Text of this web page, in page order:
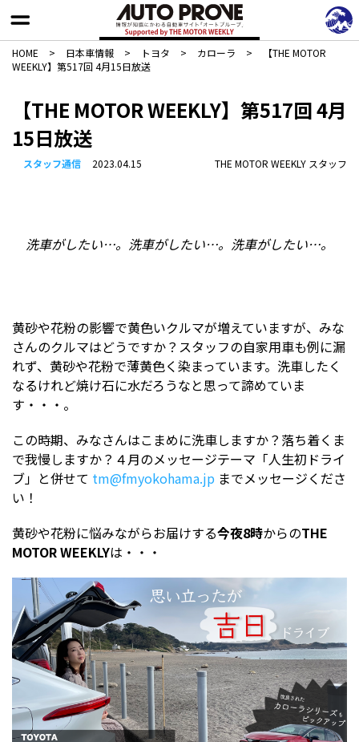
HOME > 日本車情報​ > トヨタ > カローラ >
【THE MOTOR
WEEKLY】第517回 4月15日放送
【THE MOTOR WEEKLY】第517回 4月
15日放送
スタッフ通信 2023.04.15 THE MOTOR WEEKLY スタッフ
洗車がしたい…。洗車がしたい…。洗車がしたい…。
黄砂や花粉の影響で黄色いクルマが増えていますが、みな
さんのクルマはどうですか？スタッフの自家用車も例に漏
れず、黄砂や花粉で薄黄色く染まっています。洗車したく
なるけれど焼け石に水だろうなと思って諦めていま
す・・・。
この時期、みなさんはこまめに洗車しますか？落ち着くま
で我慢しますか？４月のメッセージテーマ「人生初ドライ
ブ」と併せて tm@fmyokohama.jp までメッセージくださ
い！
黄砂や花粉に悩みながらお届けする今夜8時からのTHE
MOTOR WEEKLYは・・・